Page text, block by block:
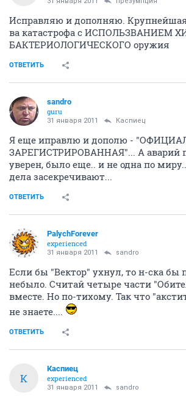
Исправляю и дополняю.
ва катастрофа с ИСПОЛЬЗВАНИЕМ
БАКТЕРИОЛОГИЧЕСКОГО оружия
ОТВЕТИТЬ
sandro
guru
31 января 2011 Каспиец
Я еще иправлю и дополю -
ЗАРЕГИСТРИРОВАННАЯ"... А аварий
уверен, было еще.. и не одна по
дела засекречивают...
ОТВЕТИТЬ
PalychForever
experienced
31 января 2011 sandro
Если бы "Вектор" ухнул, то н-ска бы
небыло. Считай четыре части
вместе. Но по-тихому. Так что
не знаете....
ОТВЕТИТЬ
К
Каспиец
experienced
31 января 2011 sandro